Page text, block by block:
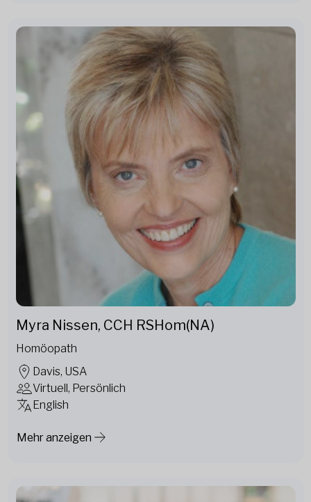
Myra Nissen, CCH RSHom(NA)
Homöopath
Davis, USA
Virtuell, Persönlich
English
Mehr anzeigen